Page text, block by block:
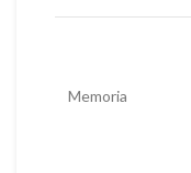
Memoria